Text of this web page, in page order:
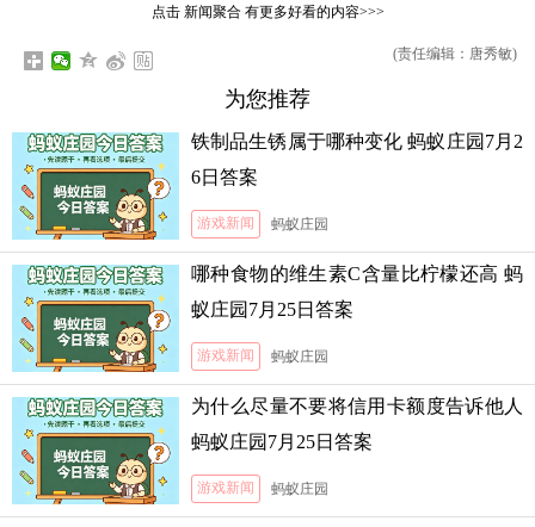
点击 新闻聚合有更多好看的内容>>>
(责任编辑：唐秀敏)
为您推荐
铁制品生锈属于哪种变化 蚂蚁庄园7月2
6日答案
游戏新闻 蚂蚁庄园
哪种食物的维生素C含量比柠檬还高 蚂
蚁庄园7月25日答案
游戏新闻 蚂蚁庄园
为什么尽量不要将信用卡额度告诉他人
蚂蚁庄园7月25日答案
游戏新闻 蚂蚁庄园